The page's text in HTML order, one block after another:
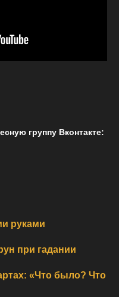
группу Вконтакте:
руками
при гадании
«Что было? Что